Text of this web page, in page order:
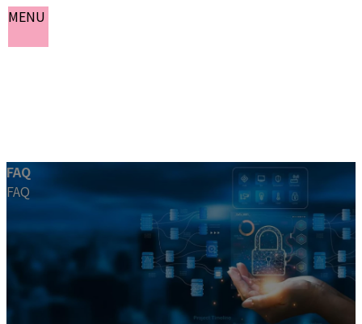
コ
ン
ン
ツ
キ
ナ
ビ
ー
シ
に
おしらせ
よくある質問
お問い合わせ
FAQ
FAQ
MENU